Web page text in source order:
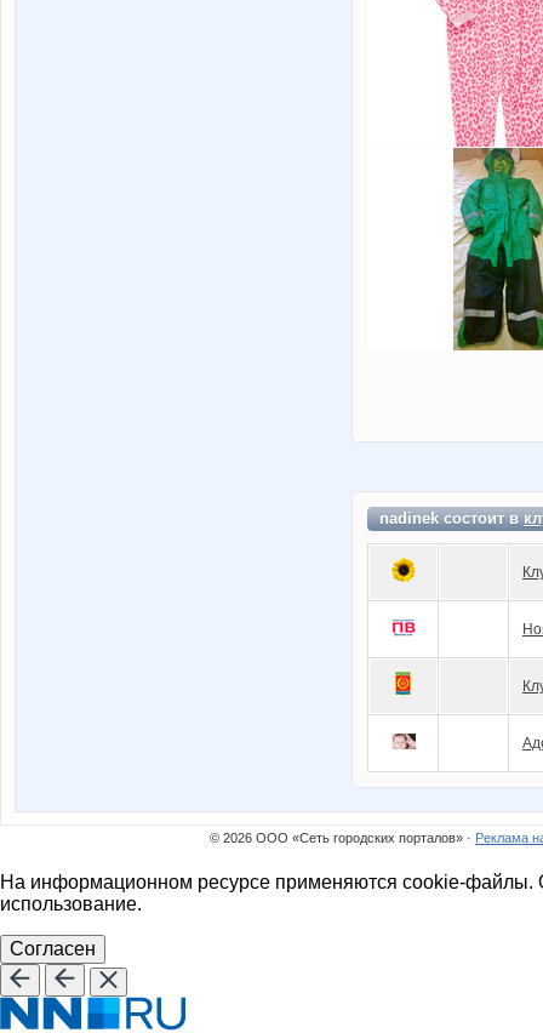
nadinek состоит в
© 2026 ООО «Сеть городских порталов» · Реклама
На информационном ресурсе применяются cookie-файлы.
использование.
Согласен